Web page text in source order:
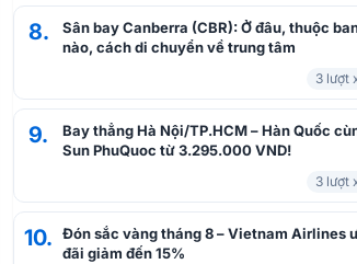
8.
Sân bay Canberra (CBR): Ở đâu, thuộc
nào, cách di chuyển về trung tâm
3 lượt
9.
Bay thẳng Hà Nội/TP.HCM – Hàn Quốc
Sun PhuQuoc từ 3.295.000 VND!
3 lượt
10.
Đón sắc vàng tháng 8 – Vietnam Airlines
đãi giảm đến 15%